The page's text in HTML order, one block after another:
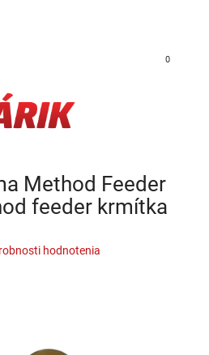
0
Method Feeder
feeder krmítka
produktu je 0,0 z 5 hviezdičiek.
hodnotenia